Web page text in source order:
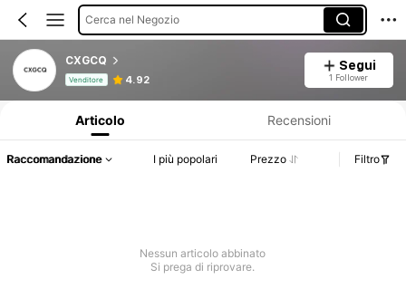
Cerca nel Negozio
CXGCQ
Venditore 4.92
Segui
1 Follower
Articolo Recensioni
Raccomandazione I più popolari Prezzo Filtro
Nessun articolo abbinato
Si prega di riprovare.